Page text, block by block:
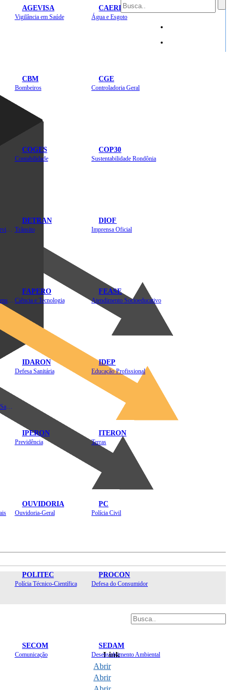
AGEVISA
Vigilância em Saúde
CAERD
Água e Esgoto
CBM
Bombeiros
CGE
Controladoria Geral
COGES
Contabilidade
COP30
Sustentabilidade Rondônia
DETRAN
Trânsito
DIOF
Imprensa Oficial
FAPERO
Ciência e Tecnologia
FEASE
Atendimento Socioeducativo
IDARON
Defesa Sanitária
IDEP
Educação Profissional
IPERON
Previdência
ITERON
Terras
OUVIDORIA
Ouvidoria-Geral
PC
Polícia Civil
POLITEC
Polícia Técnico-Científica
PROCON
Defesa do Consumidor
SECOM
Comunicação
SEDAM
Desenvolvimento Ambiental
Mapa do Site
Link
Abrir
Abrir